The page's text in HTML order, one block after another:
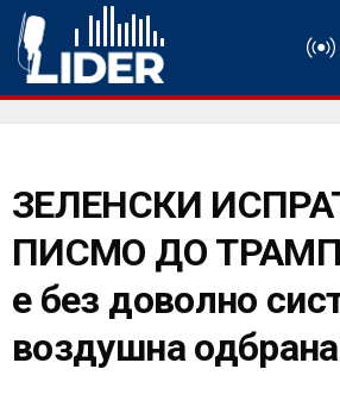
ЗЕЛЕНСКИ
ПИСМО ДО
е без доволно
воздушна одбрана